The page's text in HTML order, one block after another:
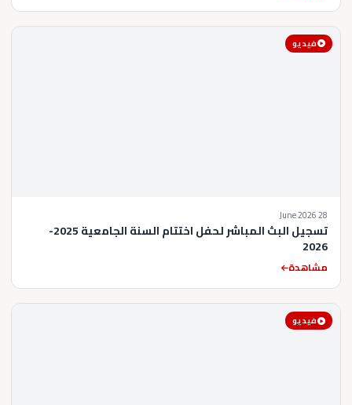
فيديو
28 June 2026
تسجيل البث المباشر لحفل اختتام السنة الجامعية 2025-
2026
مشاهدة
فيديو